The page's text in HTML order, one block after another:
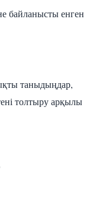
байланысты енген
таныдыңдар,
толтыру арқылы